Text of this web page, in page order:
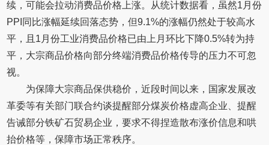
续，可能会拉动消费品价格上涨。从统计数据看，虽然1月份
PPI同比涨幅延续回落态势，但9.1%的涨幅仍然处于较高水
平，且1月份工业消费品价格已由上月环比下降0.5%转为持
平，大宗商品价格向部分终端消费品价格传导的压力不可忽
视。
为保障大宗商品保供稳价，近段时间以来，国家发展改
革委等有关部门联合约谈提醒部分煤炭价格虚高企业、提醒
告诫部分铁矿石贸易企业，要求不得捏造散布涨价信息和哄
抬价格等，保障市场正常秩序。